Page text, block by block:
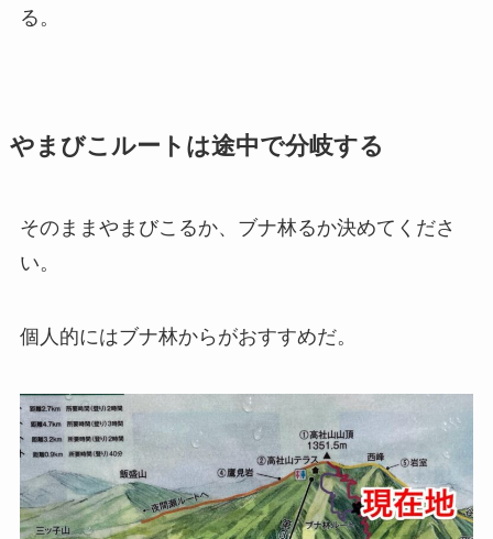
る。
やまびこルートは途中で分岐する
そのままやまびこるか、ブナ林るか決めてくださ
い。
個人的にはブナ林からがおすすめだ。